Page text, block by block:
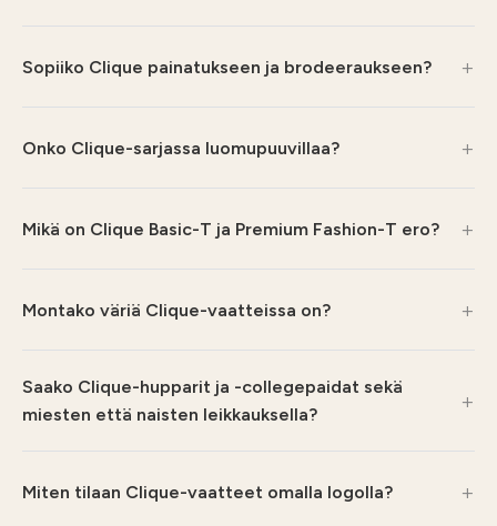
Sopiiko Clique painatukseen ja brodeeraukseen?
Onko Clique-sarjassa luomupuuvillaa?
Mikä on Clique Basic-T ja Premium Fashion-T ero?
Montako väriä Clique-vaatteissa on?
Saako Clique-hupparit ja -collegepaidat sekä
miesten että naisten leikkauksella?
Miten tilaan Clique-vaatteet omalla logolla?